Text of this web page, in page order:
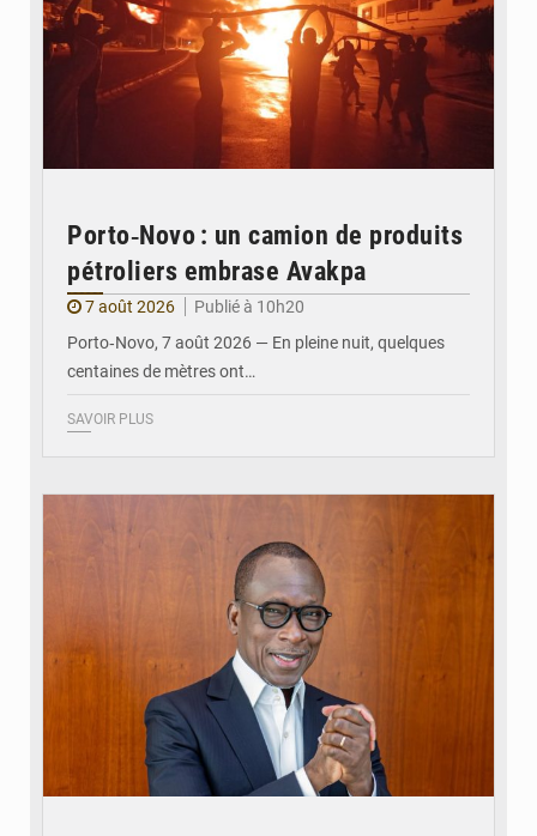
Porto‑Novo : un camion de produits
pétroliers embrase Avakpa
7 août 2026
Publié à 10h20
Porto‑Novo, 7 août 2026 — En pleine nuit, quelques
centaines de mètres ont…
SAVOIR PLUS